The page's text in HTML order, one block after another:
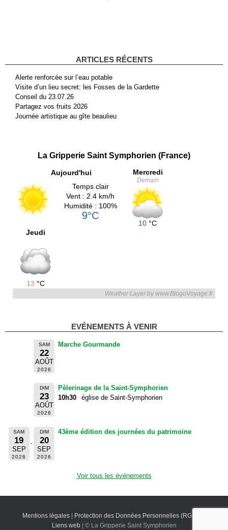
ARTICLES RÉCENTS
Alerte renforcée sur l’eau potable
Visite d’un lieu secret: les Fosses de la Gardette
Conseil du 23.07.26
Partagez vos fruits 2026
Journée artistique au gîte beaulieu
La Gripperie Saint Symphorien (France)
Aujourd'hui
Temps clair
Vent : 2.4 km/h
Humidité : 100%
9°C
Mercredi
Demain
10 °C
Jeudi
13 °C
Weather Layer by www.BlogoVoyage.fr
EVÉNEMENTS À VENIR
SAM
22
AOÛT
2026
Marche Gourmande
DIM
23
AOÛT
2026
Pèlerinage de la Saint-Symphorien
10h30
église de Saint-Symphorien
SAM
19
SEP
2026
DIM
20
SEP
2026
43ème édition des journées du patrimoine
Voir tous les événements
Mentions légales | Protection des Données Personnelles (RGPD)
Liens web| © La Gripperie Saint Symphorien